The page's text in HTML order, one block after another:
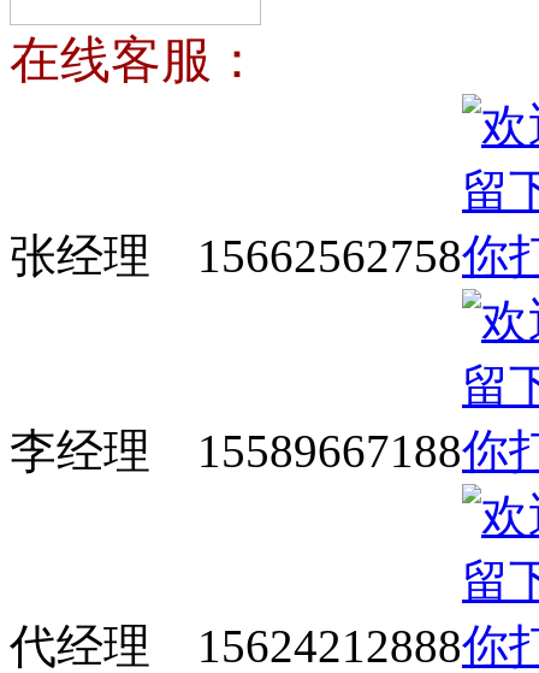
在线客服：
张经理 15662562758
李经理 15589667188
代经理 15624212888